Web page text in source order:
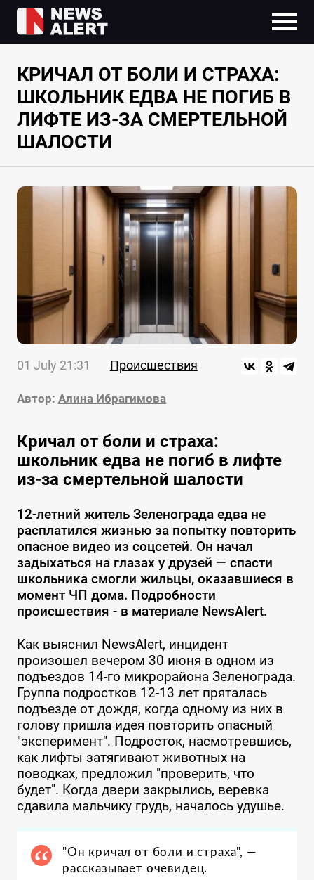
КРИЧАЛ ОТ БОЛИ И СТРАХА:
ШКОЛЬНИК ЕДВА НЕ ПОГИБ В
ЛИФТЕ ИЗ-ЗА СМЕРТЕЛЬНОЙ
ШАЛОСТИ
01 July 21:31 Происшествия
Автор: Алина Ибрагимова
Кричал от боли и страха:
школьник едва не погиб в лифте
из-за смертельной шалости
12-летний житель Зеленограда едва не
расплатился жизнью за попытку повторить
опасное видео из соцсетей. Он начал
задыхаться на глазах у друзей — спасти
школьника смогли жильцы, оказавшиеся в
момент ЧП дома. Подробности
происшествия - в материале NewsAlert.
Как выяснил NewsAlert, инцидент
произошел вечером 30 июня в одном из
подъездов 14-го микрорайона Зеленограда.
Группа подростков 12-13 лет пряталась
подъезде от дождя, когда одному из них в
голову пришла идея повторить опасный
"эксперимент". Подросток, насмотревшись,
как лифты затягивают животных на
поводках, предложил "проверить, что
будет". Когда двери закрылись, веревка
сдавила мальчику грудь, началось удушье.
"Он кричал от боли и страха", —
рассказывает очевидец.